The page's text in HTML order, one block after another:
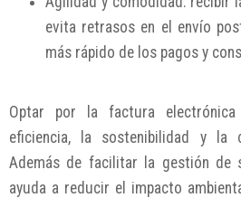
evita retrasos en el envío
más rápido de los pagos y
Optar por la factura
eficiencia, la sostenibilidad y la
Además de facilitar la gestión de
ayuda a reducir el impacto